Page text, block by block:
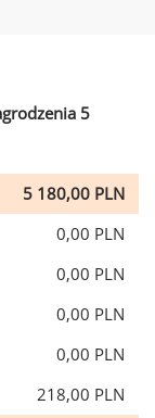
5
5 180,00 PLN
0,00 PLN
0,00 PLN
0,00 PLN
0,00 PLN
218,00 PLN